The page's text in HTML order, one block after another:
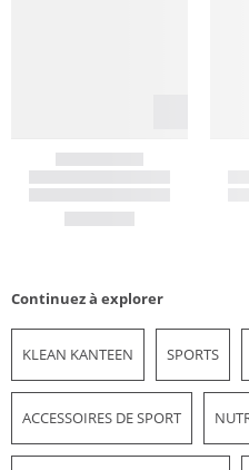
Continuez à explorer
KLEAN KANTEEN SPORTS
ACCESSOIRES DE SPORT